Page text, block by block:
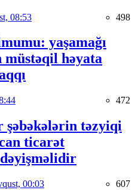
08:53 498
yaşamağı
həyata
472
təzyiqi
ticarət
dəyişməlidir
00:03 607